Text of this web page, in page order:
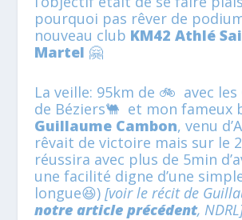
pourquoi pas rêver de
nouveau club KM42 Athlé
Martel 🤗
La veille: 95km de 🚲 avec les
de Béziers🐫 et mon fameux
Guillaume Cambon, venu
rêvait de victoire mais sur le
réussira avec plus de 5min
une facilité digne d’une
longue😆) [voir le récit de
notre article précédent,